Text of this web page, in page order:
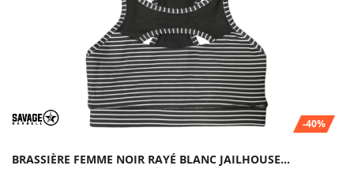
-40%
BRASSIÈRE FEMME NOIR RAYÉ BLANC JAILHOUSE...